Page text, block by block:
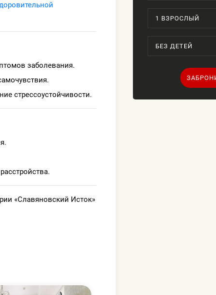
заболевания.
стрессоустойчивости.
«Славяновский Исток»
1 ВЗРОСЛЫЙ
БЕЗ ДЕТЕЙ